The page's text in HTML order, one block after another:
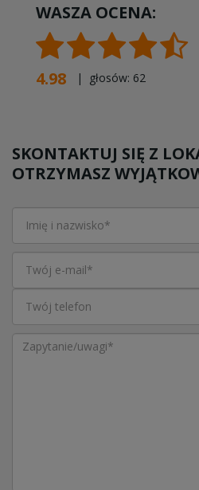
WASZA OCENA:
4.98 | głosów: 62
SKONTAKTUJ SIĘ Z
OTRZYMASZ